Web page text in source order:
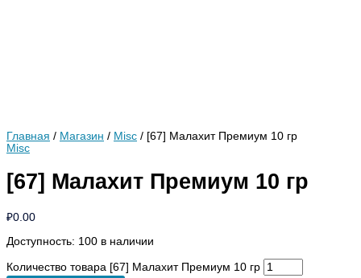
Главная / Магазин / Misc / [67] Малахит Премиум 10 гр
Misc
[67] Малахит Премиум 10 гр
₽0.00
Доступность: 100 в наличии
Количество товара [67] Малахит Премиум 10 гр